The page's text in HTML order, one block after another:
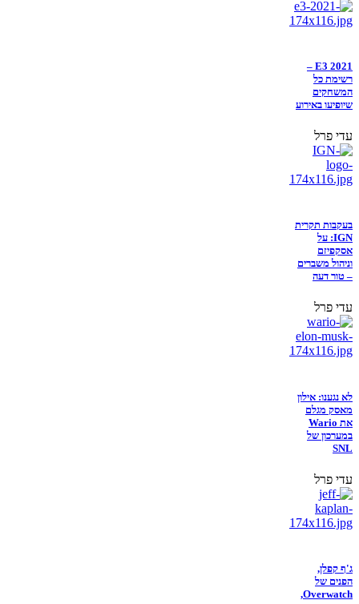
E3 2021 –
רשימת כל
המשחקים
שיופיעו באירוע
עדי פרל
בעקבות תקרית
IGN: על
אסקפיזם
וניהול משברים
– טור דעה
עדי פרל
לא נגענו: אילון
מאסק מגלם
את Wario
במערכון של
SNL
עדי פרל
ג'ף קפלן,
הפנים של
Overwatch,